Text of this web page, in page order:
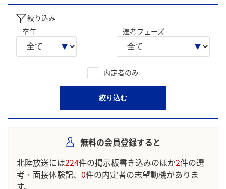
絞り込み
卒年
選考フェーズ
内定者のみ
絞り込む
無料の会員登録すると
北陸放送には224件の掲示板書き込みのほか2件の選
考・面接体験記、 0件の内定者の志望動機がありま
す。